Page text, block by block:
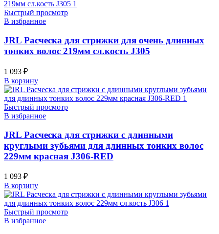
Быстрый просмотр
В избранное
JRL Расческа для стрижки для очень длинных
тонких волос 219мм сл.кость J305
1 093 ₽
В корзину
Быстрый просмотр
В избранное
JRL Расческа для стрижки с длинными
круглыми зубьями для длинных тонких волос
229мм красная J306-RED
1 093 ₽
В корзину
Быстрый просмотр
В избранное